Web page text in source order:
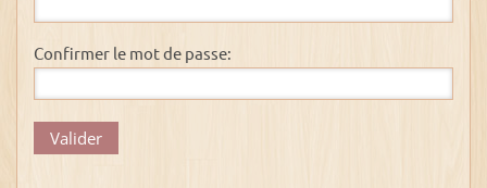
Confirmer le mot de passe: